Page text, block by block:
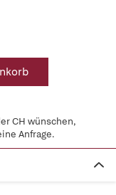
CH wünschen,
Anfrage.